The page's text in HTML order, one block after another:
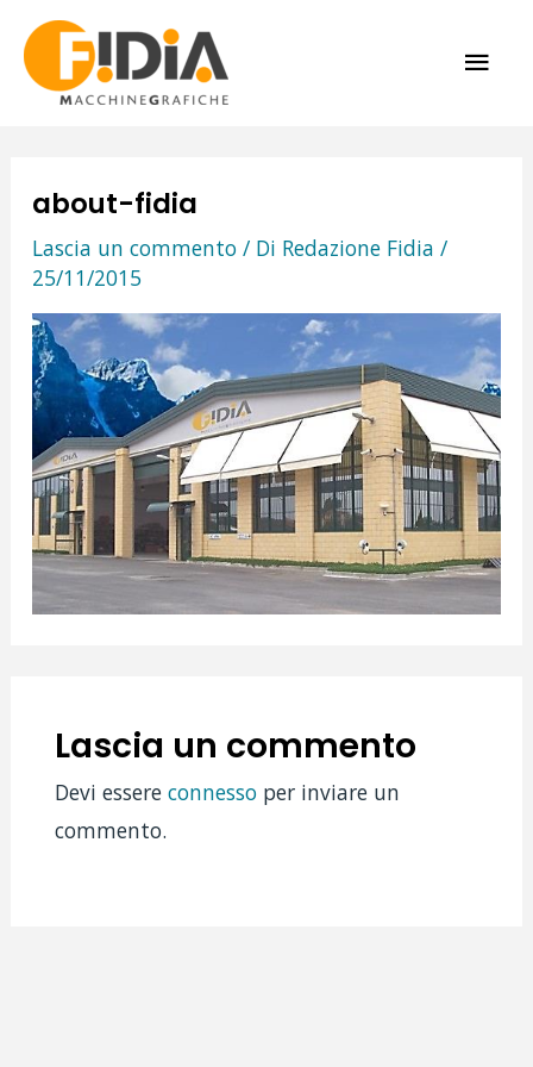
contenuto
about-fidia
Lascia un commento / Di Redazione Fidia /
25/11/2015
Lascia un commento
Devi essereconnesso per inviare un
commento.